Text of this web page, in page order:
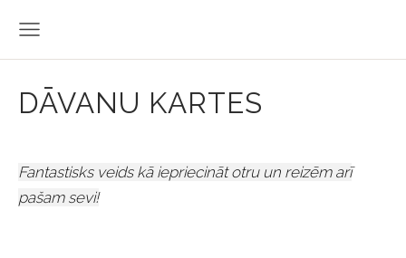
DĀVANU KARTES
Fantastisks veids kā iepriecināt otru un reizēm arī
pašam sevi!